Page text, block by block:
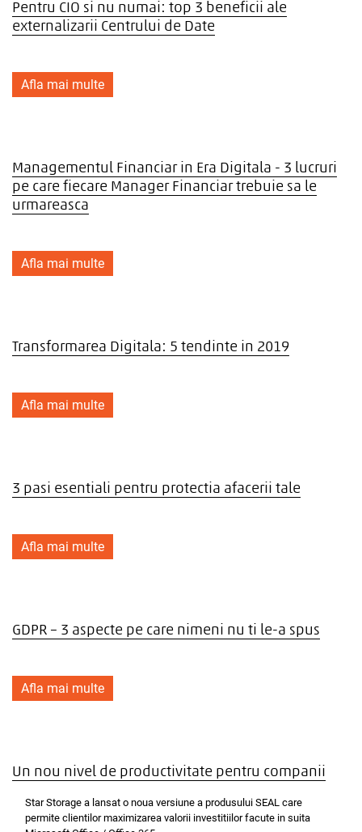
Pentru CIO si nu numai: top 3 beneficii ale
externalizarii Centrului de Date
Afla mai multe
Managementul Financiar in Era Digitala - 3 lucruri
pe care fiecare Manager Financiar trebuie sa le
urmareasca
Afla mai multe
Transformarea Digitala: 5 tendinte in 2019
Afla mai multe
3 pasi esentiali pentru protectia afacerii tale
Afla mai multe
GDPR – 3 aspecte pe care nimeni nu ti le-a spus
Afla mai multe
Un nou nivel de productivitate pentru companii
Star Storage a lansat o noua versiune a produsului SEAL care
permite clientilor maximizarea valorii investitiilor facute in suita